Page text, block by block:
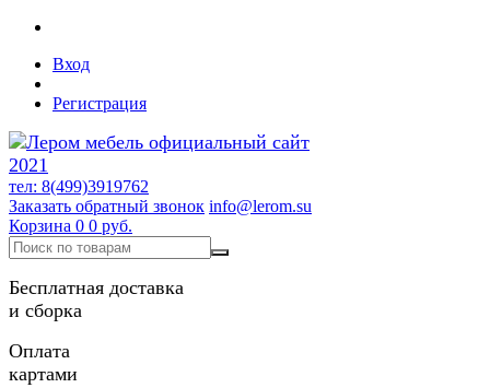
Вход
Регистрация
тел: 8(499)3919762
Заказать обратный звонок info@lerom.su
Корзина 0 0 руб.
Бесплатная доставка
и сборка
Оплата
картами